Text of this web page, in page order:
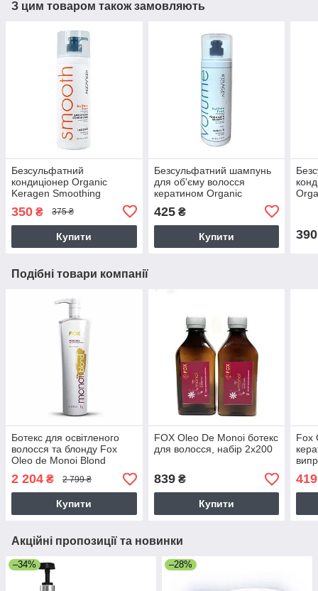
З цим товаром також замовляють
Безсульфатний
кондиціонер Organic
Keragen Smoothing
Conditioner з кератином,
250 г (розлив)
350 ₴ 375 ₴
Купити
Безсульфатний шампунь
для об'єму волосся
кератином Organic
Shampoo, 250 мл розлив
425₴
Купити 390
Подібні товари компанії
Бoтeкс для освітленого
волосся та блонду Fox
Oleo de Monoi Blond
маска-реконструктор 1000
мл
2 204 ₴ 2 799 ₴
Купити
FOX Oleo De Monoi ботекс
для волосся, набір 2х200
839₴
Купити
Fox
419
Акційні пропозиції та новинки
–34% –28%